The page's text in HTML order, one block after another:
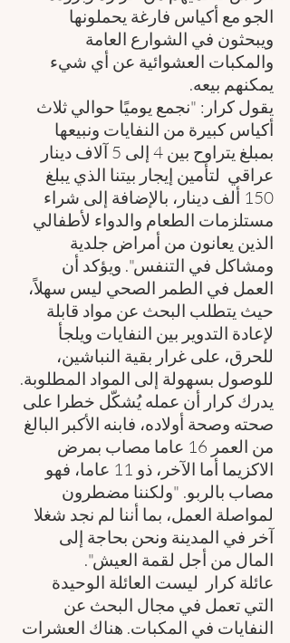
الجو مع أكياس فارغة يحملونها
ويبحثون في الشوارع العامة
والمكبات العشوائية عن أي شيء
يمكنهم بيعه.
يقول كرار: "نجمع يوميًا حوالي ثلاث
أكياس كبيرة من النفايات ونبيعها
بمبلغ يتراوح بين 4 إلى 5 آلاف دينار
عراقي  لتأمين إيجار بيتنا الذي يبلغ
150 ألف دينار، بالإضافة إلى شراء
مستلزمات الطعام والدواء لأطفالي
الذين يعانون من أمراض جلدية
ومشاكل في التنفس". ويؤكد أن
العمل في الطمر الصحي ليس سهلاً،
حيث يتطلب البحث عن مواد قابلة
لإعادة التدوير بين النفايات ويلجأ
للحرق، على غرار بقية النباشين،
للوصول بسهولة إلى المواد المطلوبة.
يدرك كرار أن عمله يُشكّل خطرا على
صحته وصحة أولاده، فابنه الأكبر البالغ
من العمر 16 عاما مصاب بمرض
الاكزيما أما الآخر، ذو 11 عاما، فهو
مصاب بالربو. "ولكننا مضطرون
لمواصلة العمل، بما أننا لم نجد شغلا
آخر في المدينة ونحن بحاجة إلى
المال من أجل لقمة العيش".
عائلة كرار  ليست العائلة الوحيدة
التي تعمل في مجال البحث عن
النفايات في المكبات. هناك العشرات